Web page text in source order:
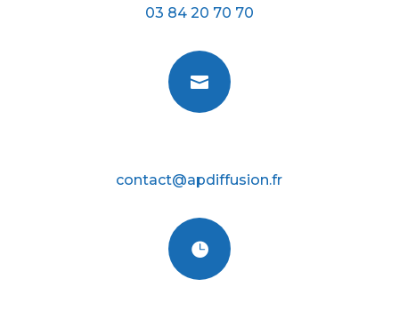
03 84 20 70 70

contact@apdiffusion.fr
